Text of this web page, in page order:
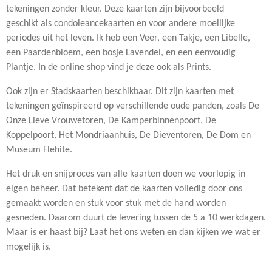
tekeningen zonder kleur. Deze kaarten zijn bijvoorbeeld
geschikt als condoleancekaarten en voor andere moeilijke
periodes uit het leven. Ik heb een Veer, een Takje, een Libelle,
een Paardenbloem, een bosje Lavendel, en een eenvoudig
Plantje. In de online shop vind je deze ook als Prints.
Ook zijn er Stadskaarten beschikbaar. Dit zijn kaarten met
tekeningen geïnspireerd op verschillende oude panden, zoals De
Onze Lieve Vrouwetoren, De Kamperbinnenpoort, De
Koppelpoort, Het Mondriaanhuis, De Dieventoren, De Dom en
Museum Flehite.
Het druk en snijproces van alle kaarten doen we voorlopig in
eigen beheer. Dat betekent dat de kaarten volledig door ons
gemaakt worden en stuk voor stuk met de hand worden
gesneden. Daarom duurt de levering tussen de 5 a 10 werkdagen.
Maar is er haast bij? Laat het ons weten en dan kijken we wat er
mogelijk is.